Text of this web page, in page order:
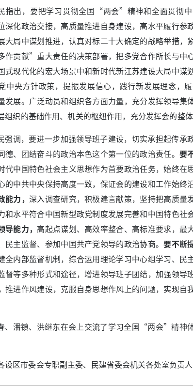
指出，要把学习贯彻全国“两会”精神和全面贯彻
深化政治交接，高质量推进自身建设，高水平履行参
大局中谋划推进，认真对标二十大确定的战略举措，
作贡献”重大责任的决策部署，把多党合作所长与中
式现代化的宏大场景中和新时代新江苏建设大局中谋
中央方针政策，提振发展信心，践行新发展理念，
发展。广泛动员和组织各方面力量，充分发挥领导集
组织的基础作用、机关的枢纽作用，充分发挥会的整
强调，要进一步加强领导班子建设，切实承担起传承
德、团结奋斗的政治本色这个第一位的政治责任。 要
代中国特色社会主义思想作为首要政治任务，始终在
的中共中央保持高度一致，保证会的建设和工作始终
能力， 深入调查研究，积极建言献策，坚持把高质量
和水平符合中国新型政党制度发展完善和中国特色社
导能力， 高起点谋划、高效率整合、高标准要求，最
民主监督、参加中国共产党领导的政治协商。要不断
内部监督机制，综合运用理论学习中心组学习、民
督等多种形式和途径，增进领导班子团结，加强领导
推进作风建设，克服自身思想作风上的问题，实现自
、潘镇、洪继东在会上交流了学习全国“两会”精神
设区市委会专职副主委、民建省委会机关各处室负责人